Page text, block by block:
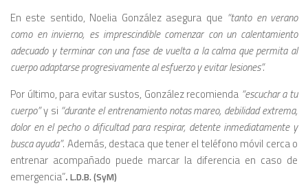
En este sentido, Noelia González asegura que “tanto en verano
como en invierno, es imprescindible comenzar con un calentamiento
adecuado y terminar con una fase de vuelta a la calma que permita al
cuerpo adaptarse progresivamente al esfuerzo y evitar lesiones”.
Por último, para evitar sustos, González recomienda “escuchar a tu
cuerpo”y si “durante el entrenamiento notas mareo, debilidad extrema,
dolor en el pecho o dificultad para respirar, detente inmediatamente y
busca ayuda”. Además, destaca que tener el teléfono móvil cerca o
entrenar acompañado puede marcar la diferencia en caso de
emergencia”. L.D.B. (SyM)